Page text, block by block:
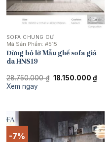
SOFA CHUNG CƯ
Mã Sản Phẩm: #515
Đừng bỏ lỡ Mẫu ghế sofa giả
da HNS19
28.750.000₫ Giá
18.150.000 ₫Giá
hiện
Xem ngay
-7%